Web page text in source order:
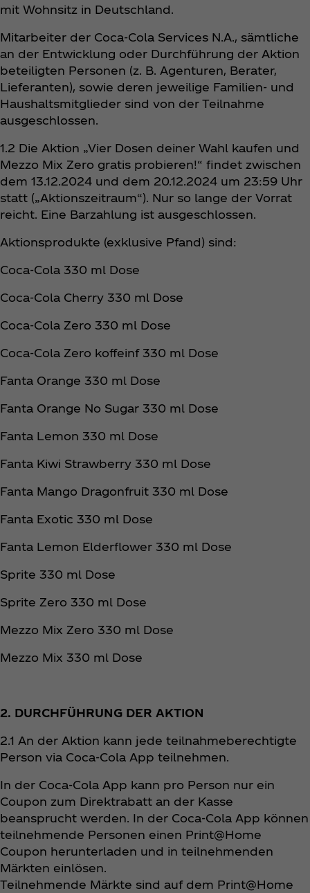
mit Wohnsitz in Deutschland.
Mitarbeiter der Coca‑Cola Services N.A., sämtliche
an der Entwicklung oder Durchführung der Aktion
beteiligten Personen (z. B. Agenturen, Berater,
Lieferanten), sowie deren jeweilige Familien- und
Haushaltsmitglieder sind von der Teilnahme
ausgeschlossen.
1.2 Die Aktion „Vier Dosen deiner Wahl kaufen und
Mezzo Mix Zero gratis probieren!“ findet zwischen
dem 13.12.2024 und dem 20.12.2024 um 23:59 Uhr
statt („Aktionszeitraum“). Nur so lange der Vorrat
reicht. Eine Barzahlung ist ausgeschlossen.
Aktionsprodukte (exklusive Pfand) sind:
Coca‑Cola 330 ml Dose
Coca‑Cola Cherry 330 ml Dose
Coca‑Cola Zero 330 ml Dose
Coca‑Cola Zero koffeinf 330 ml Dose
Fanta Orange 330 ml Dose
Fanta Orange No Sugar 330 ml Dose
Fanta Lemon 330 ml Dose
Fanta Kiwi Strawberry 330 ml Dose
Fanta Mango Dragonfruit 330 ml Dose
Fanta Exotic 330 ml Dose
Fanta Lemon Elderflower 330 ml Dose
Sprite 330 ml Dose
Sprite Zero 330 ml Dose
Mezzo Mix Zero 330 ml Dose
Mezzo Mix 330 ml Dose
2. DURCHFÜHRUNG DER AKTION
2.1 An der Aktion kann jede teilnahmeberechtigte
Person via Coca‑Cola App teilnehmen.
In der Coca‑Cola App kann pro Person nur ein
Coupon zum Direktrabatt an der Kasse
beansprucht werden. In der Coca‑Cola App können
teilnehmende Personen einen Print@Home
Coupon herunterladen und in teilnehmenden
Märkten einlösen.
Teilnehmende Märkte sind auf dem Print@Home